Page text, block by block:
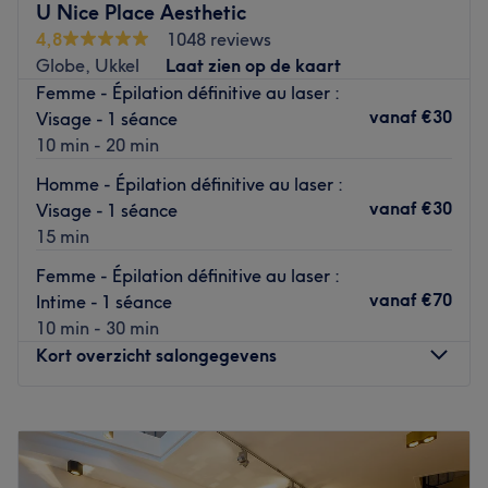
et soyeuse. Offrez-vous une parenthèse de beauté et
bien-être chez Beauty Marga !
Transports publics les plus proches :
À proximité, vous disposez de la station de tramway
Vanderkindere (desservi par les lignes 3, 4, 7 et 92).
L’équipe :
Une équipe jeune et dynamique vous accueille pour vous
faire découvrir leurs prestations. Formées aux dernières
tendances, les esthéticiennes du salon vous assurent des
soins réalisés dans les règles de l'art pour un résultat
irréprochable.
Nos coups de cœur :
épilations.
Les marques et produits utilisés : produits naturels et
produits bio.
U Nice Place Aesthetic
4,8
1048 reviews
Globe, Ukkel
Laat zien op de kaart
Femme - Épilation définitive au laser :
Visage - 1 séance
10 min - 20 min
vanaf €30
Homme - Épilation définitive au laser :
Visage - 1 séance
15 min
vanaf €30
Femme - Épilation définitive au laser :
Intime - 1 séance
10 min - 30 min
vanaf €70
Kort overzicht salongegevens
Dinsdag
19:00
Woensdag